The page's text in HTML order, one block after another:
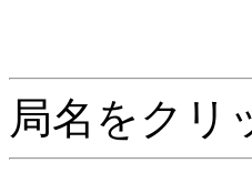
局名をクリ